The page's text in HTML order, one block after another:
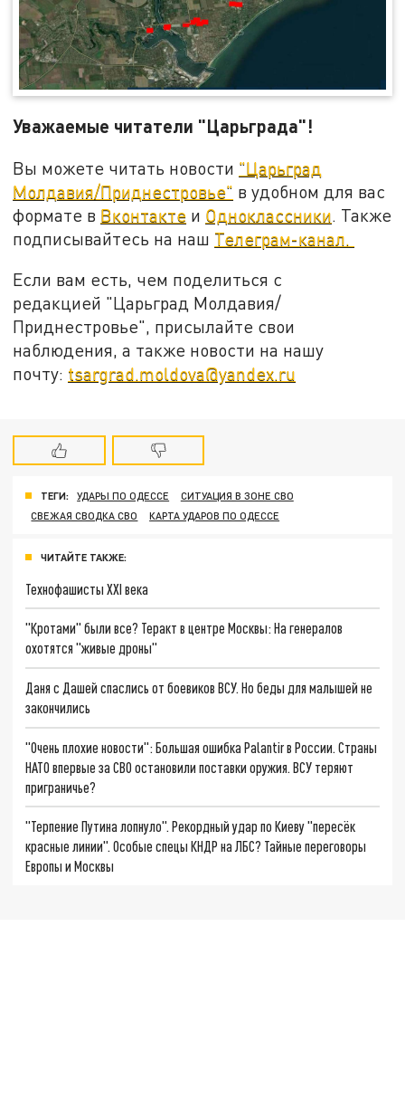
Уважаемые читатели "Царьграда"!
Вы можете читать новости "Царьград
Молдавия/Приднестровье" в удобном для вас
формате в Вконтакте и Одноклассники . Также
подписывайтесь на наш Телеграм-канал.
Если вам есть, чем поделиться с
редакцией "Царьград Молдавия/
Приднестровье", присылайте свои
наблюдения, а также новости на нашу
почту: tsargrad.moldova@yandex.ru
ТЕГИ: УДАРЫ ПО ОДЕССЕ
СИТУАЦИЯ В ЗОНЕ СВО
СВЕЖАЯ СВОДКА СВО
КАРТА УДАРОВ ПО ОДЕССЕ
ЧИТАЙТЕ ТАКЖЕ:
Технофашисты XXI века
"Кротами" были все? Теракт в центре Москвы: На генералов
охотятся "живые дроны"
Даня с Дашей спаслись от боевиков ВСУ. Но беды для малышей не
закончились
"Очень плохие новости": Большая ошибка Palantir в России. Страны
НАТО впервые за СВО остановили поставки оружия. ВСУ теряют
приграничье?
"Терпение Путина лопнуло". Рекордный удар по Киеву "пересёк
красные линии". Особые спецы КНДР на ЛБС? Тайные переговоры
Европы и Москвы